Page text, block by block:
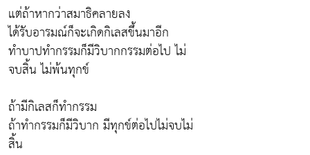
แต่ถ้าหากว่าสมาธิคลายลง
ได้รับอารมณ์ก็จะเกิดกิเลสขึ้นมาอีก
ทำบาปทำกรรมก็มีวิบากกรรมต่อไป ไม่
จบสิ้น ไม่พ้นทุกข์
ถ้ามีกิเลสก็ทำกรรม
ถ้าทำกรรมก็มีวิบาก มีทุกข์ต่อไปไม่จบไม่
สิ้น